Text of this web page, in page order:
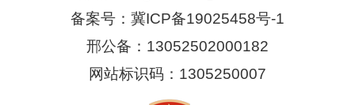
备案号：冀ICP备19025458号-1
邢公备：13052502000182
网站标识码：1305250007